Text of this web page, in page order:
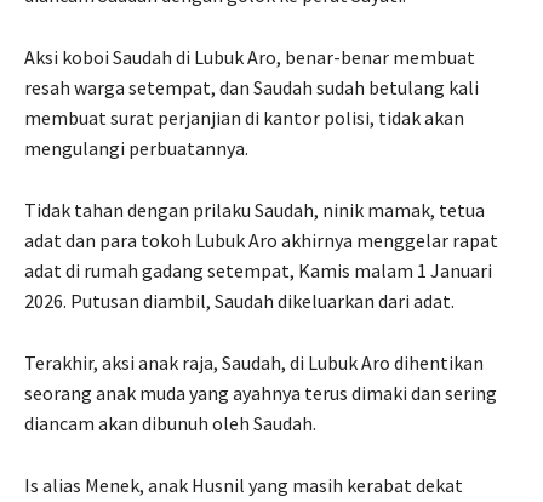
Aksi koboi Saudah di Lubuk Aro, benar-benar membuat
resah warga setempat, dan Saudah sudah betulang kali
membuat surat perjanjian di kantor polisi, tidak akan
mengulangi perbuatannya.
Tidak tahan dengan prilaku Saudah, ninik mamak, tetua
adat dan para tokoh Lubuk Aro akhirnya menggelar rapat
adat di rumah gadang setempat, Kamis malam 1 Januari
2026. Putusan diambil, Saudah dikeluarkan dari adat.
Terakhir, aksi anak raja, Saudah, di Lubuk Aro dihentikan
seorang anak muda yang ayahnya terus dimaki dan sering
diancam akan dibunuh oleh Saudah.
Is alias Menek, anak Husnil yang masih kerabat dekat